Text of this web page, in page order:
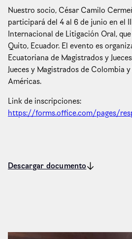
Nuestro socio, César Camilo
participará del 4 al 6 de junio en el
Internacional de Litigación Oral,
Quito, Ecuador. El evento es
Ecuatoriana de Magistrados y
Jueces y Magistrados de Colombia
Américas.
Link de inscripciones:
https://forms.office.com/pages/
Descargar documento